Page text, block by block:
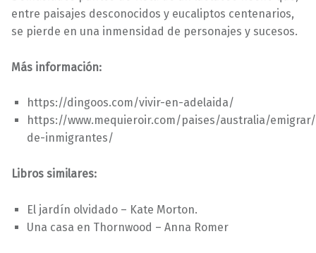
entre paisajes desconocidos y eucaliptos centenarios,
se pierde en una inmensidad de personajes y sucesos.
Más información:
https://dingoos.com/vivir-en-adelaida/
https://www.mequieroir.com/paises/australia/
de-inmigrantes/
Libros similares:
El jardín olvidado – Kate Morton.
Una casa en Thornwood – Anna Romer